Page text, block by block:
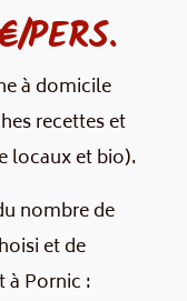
PERS.
à domicile
recettes et
locaux et bio).
nombre de
et de
à Pornic :